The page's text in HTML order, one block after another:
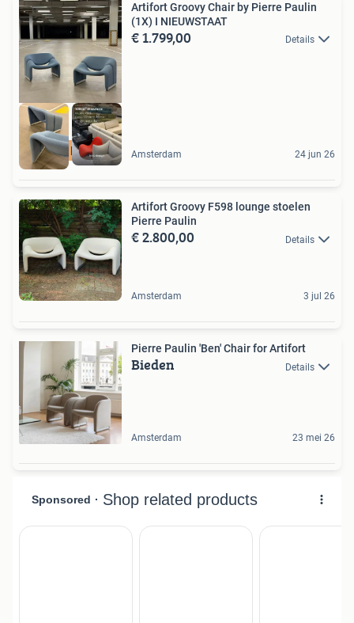
GRATIS levering
Artifort Groovy Chair by Pierre Paulin
(1X) I NIEUWSTAAT
€ 1.799,00 Details
Amsterdam 24 jun 26
Artifort Groovy F598 lounge stoelen
Pierre Paulin
€ 2.800,00 Details
Amsterdam 3 jul 26
Pierre Paulin 'Ben' Chair for Artifort
Bieden Details
Amsterdam 23 mei 26